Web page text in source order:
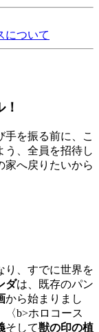
について
を振る前に、こ
う、全員を招待し
家へ戻りたいから
り、すでに世界を
ダは、既存のパン
から始まりまし
〈b>ホロコース
そして獣の印の植